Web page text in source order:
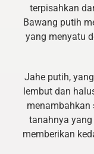
terpisahkan
Bawang putih
yang menyatu
Jahe putih,
lembut dan
menambahkan
tanahnya
memberikan